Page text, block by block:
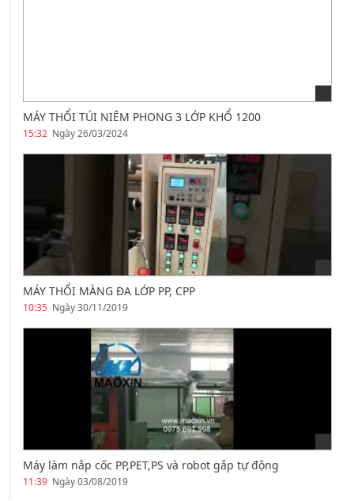
MÁY THỔI TÚI NIÊM PHONG 3 LỚP KHỔ 1200
15:32 Ngày 26/03/2024
MÁY THỔI MÀNG ĐA LỚP PP, CPP
10:35 Ngày 30/11/2019
Máy làm nắp cốc PP,PET,PS và robot gắp tự động
11:39 Ngày 03/08/2019